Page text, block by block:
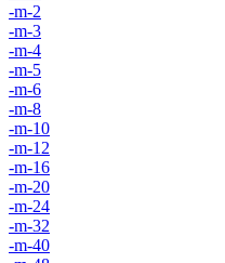
-m-2
-m-3
-m-4
-m-5
-m-6
-m-8
-m-10
-m-12
-m-16
-m-20
-m-24
-m-32
-m-40